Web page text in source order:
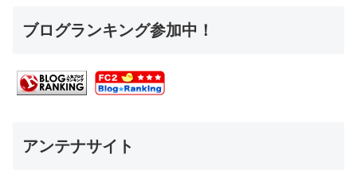
ブログランキング参加中！
アンテナサイト